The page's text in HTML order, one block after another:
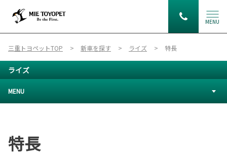
MENU
三重トヨペットTOP 新車を探す ライズ 特長
ライズ
MENU
特長